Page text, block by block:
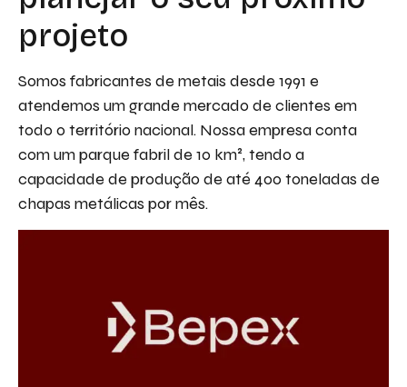
projeto
Somos fabricantes de metais desde 1991 e
atendemos um grande mercado de clientes em
todo o território nacional. Nossa empresa conta
com um parque fabril de 10 km², tendo a
capacidade de produção de até 400 toneladas de
chapas metálicas por mês.